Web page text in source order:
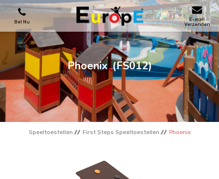
Bel Nu
E-mail
Verzenden
SPEELTOESTELLEN
SKATEPARKS
HOUTEN HUIZENS
STADSMEUBILAIRS
Phoenix (FS012)
Speeltoestellen First Steps Speeltoestellen Phoenix